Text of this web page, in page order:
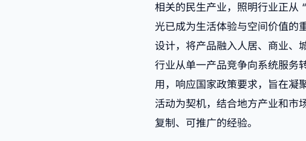
相关的民生产业，照明行业正从
光已成为生活体验与空间价值的
设计，将产品融入人居、商业、
行业从单一产品竞争向系统服务
用，响应国家政策要求，旨在凝
活动为契机，结合地方产业和市
复制、可推广的经验。